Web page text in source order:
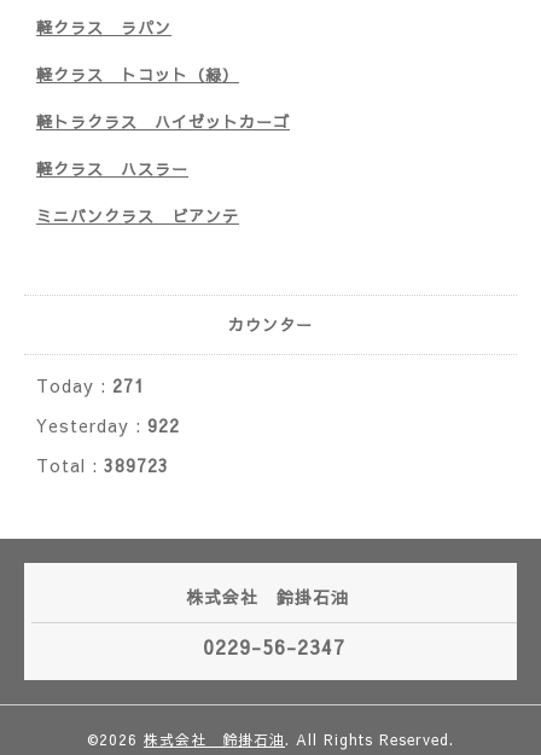
軽クラス ラパン
軽クラス トコット（緑）
軽トラクラス ハイゼットカーゴ
軽クラス ハスラー
ミニバンクラス ビアンテ
カウンター
Today : 271
Yesterday : 922
Total : 389723
株式会社 鈴掛石油
0229-56-2347
©2026 株式会社 鈴掛石油. All Rights Reserved.